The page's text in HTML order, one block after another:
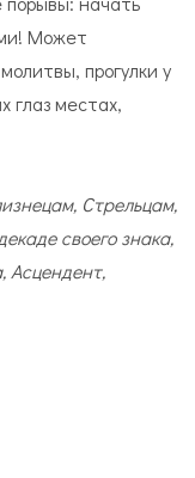
Может
прогулки у
глаз местах,
Стрельцам,
своего знака,
Асцендент,